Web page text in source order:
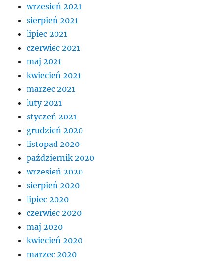
wrzesień 2021
sierpień 2021
lipiec 2021
czerwiec 2021
maj 2021
kwiecień 2021
marzec 2021
luty 2021
styczeń 2021
grudzień 2020
listopad 2020
październik 2020
wrzesień 2020
sierpień 2020
lipiec 2020
czerwiec 2020
maj 2020
kwiecień 2020
marzec 2020